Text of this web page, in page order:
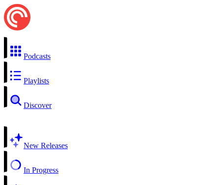
Podcasts
Playlists
Discover
New Releases
In Progress